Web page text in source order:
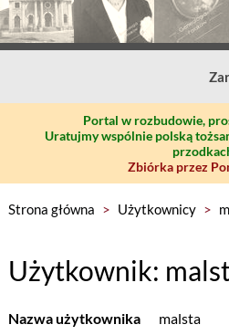
Portal w rozbudowie,
Uratujmy wspólnie polską
Zbiórka przez
Strona główna > Użytkownicy >
Użytkownik:
Nazwa użytkownika
malsta